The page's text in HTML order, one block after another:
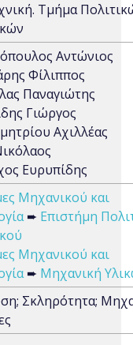
Τμήμα
Αντώνιος
Φίλιππος
Παναγιώτης
Γιώργος
Αχιλλέας
Ευρυπίδης
Μηχανικού και
➨ Επιστήμη
Μηχανικού και
➨ Μηχανική
Σκληρότητα;